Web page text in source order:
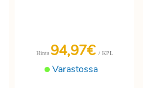
Varastossa
Hinta 94,97€ / KPL